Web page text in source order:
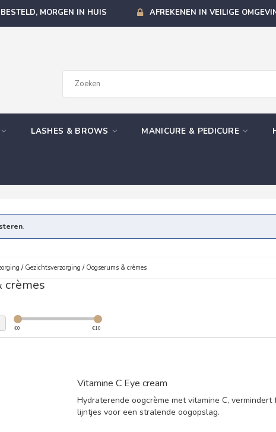
MORGEN IN HUIS AFREKENEN IN VEILIGE
LASHES & BROWS MANICURE & PEDICURE
.
/ Gezichtsverzorging / Oogserums & crèmes
crèmes
€0 €10
Vitamine C Eye cream
Hydraterende oogcrème met vitamine C, vermindert
lijntjes voor een stralende oogopslag.